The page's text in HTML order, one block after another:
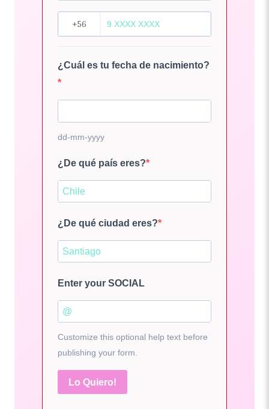
¿Cuál es tu fecha de nacimiento?
dd-mm-yyyy
¿De qué país eres?
¿De qué ciudad eres?
Enter your SOCIAL
Customize this optional help text before
publishing your form.
Lo Quiero!